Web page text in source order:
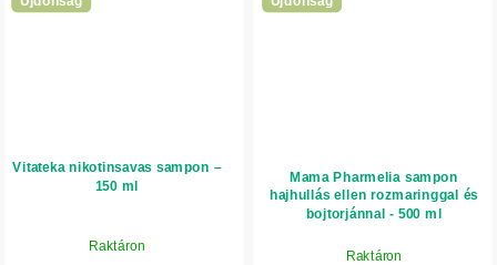
Vitateka nikotinsavas sampon –
150 ml
Raktáron
Mama Pharmelia sampon
hajhullás ellen rozmaringgal és
bojtorjánnal - 500 ml
Raktáron